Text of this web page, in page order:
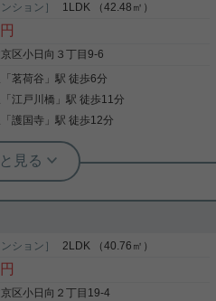
歩1分で通勤通学に便利◎キッチンには3
ロやグリルが付き、浴室も追い焚き機
燥機が有るなど室内設備充実！オートロ
。
里
徒歩1分☆角部屋、1LDK！
コンロに浴室乾燥機と追焚
水洗浄便座に独立洗面台と設備充実☆ ピア
ション］ 1LDK （42.48㎡）
区小日向３丁目9-6
「茗荷谷 」駅 徒歩6分
「江戸川橋 」駅 徒歩11分
「護国寺 」駅 徒歩12分
里
リッシュな外観☆ウォークイン
りで家具配置がしやすいのが特徴！ ウォ
ーゼットもあり。収納豊富！ 2口ガス
室乾燥機、 温水洗浄便座に独立洗面台と
☆ ネットも無料で利用可能です！ エント
ション］ 2LDK （40.76㎡）
区小日向２丁目19-4